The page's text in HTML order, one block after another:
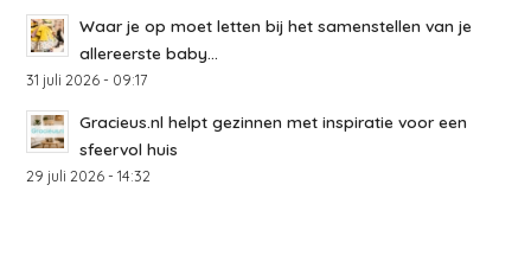
Waar je op moet letten bij het samenstellen van je
allereerste baby...
31 juli 2026 - 09:17
Gracieus.nl helpt gezinnen met inspiratie voor een
sfeervol huis
29 juli 2026 - 14:32